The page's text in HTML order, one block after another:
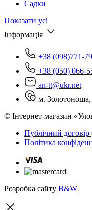
Садки
Показати усі
Інформація
+38 (098)771-
+38 (050) 066-
an-tt@ukr.net
м. Золотоноша,
© Інтернет-магазин
Публічний договір
Політика
Розробка сайту B&W